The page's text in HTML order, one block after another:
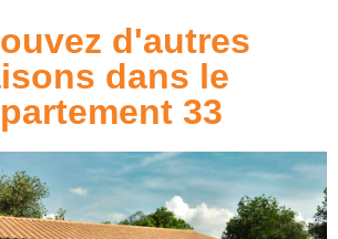
d'autres
dans le
33